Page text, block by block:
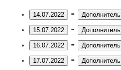
14.07.2022 -
15.07.2022 -
16.07.2022 -
17.07.2022 -